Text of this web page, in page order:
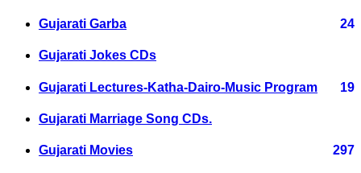
Gujarati Garba 24
Gujarati Jokes CDs
Gujarati Lectures-Katha-Dairo-Music Program 19
Gujarati Marriage Song CDs.
Gujarati Movies 297